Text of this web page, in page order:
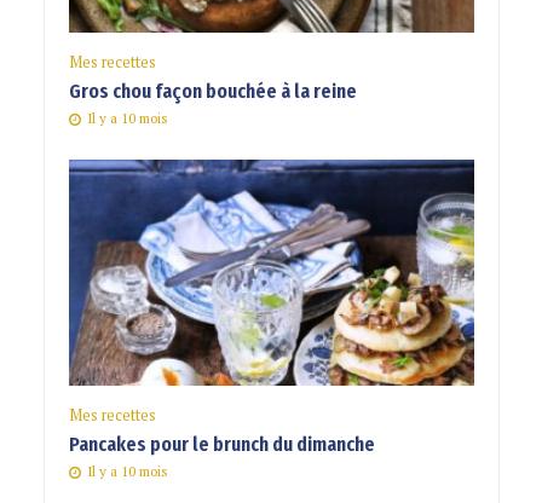
Mes recettes
Gros chou façon bouchée à la reine
Il y a 10 mois
Mes recettes
Pancakes pour le brunch du dimanche
Il y a 10 mois